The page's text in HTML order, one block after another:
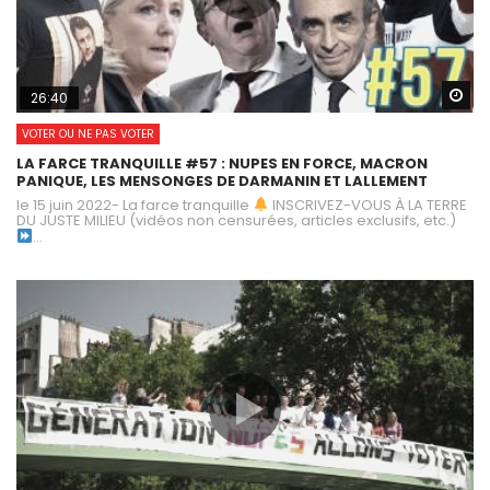
26:40
VOTER OU NE PAS VOTER
LA FARCE TRANQUILLE #57 : NUPES EN FORCE, MACRON
PANIQUE, LES MENSONGES DE DARMANIN ET LALLEMENT
le 15 juin 2022- La farce tranquille
INSCRIVEZ-VOUS À LA TERRE
DU JUSTE MILIEU (vidéos non censurées, articles exclusifs, etc.)
...